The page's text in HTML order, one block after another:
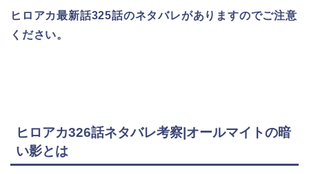
ヒロアカ最新話325話のネタバレがありますのでご注意
ください。
ヒロアカ326話ネタバレ考察|オールマイトの暗
い影とは